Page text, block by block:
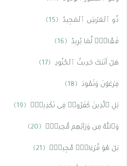
ذُو ٱلْعَرْشِ ٱلْمَجِيدُ ﴿15﴾
فَعَّالٌۭ لِّمَا يُرِيدُ ﴿16﴾
هَلْ أَتَىٰكَ حَدِيثُ ٱلْجُنُودِ ﴿17﴾
فِرْعَوْنَ وَثَمُودَ ﴿18﴾
بَلِ ٱلَّذِينَ كَفَرُوا۟ فِى تَكْذِيبٍۢ ﴿19﴾
وَٱللَّهُ مِن وَرَآئِهِم مُّحِيطٌۢ ﴿20﴾
بَلْ هُوَ قُرْءَانٌۭ مَّجِيدٌۭ ﴿21﴾